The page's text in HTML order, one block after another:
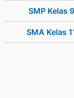
SMP Kelas 9
SMA Kelas